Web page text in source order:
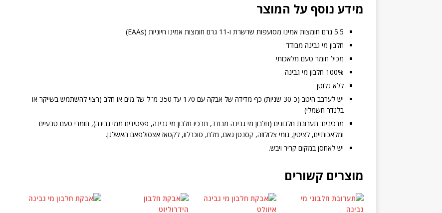
מידע נוסף על המוצר
5.5 גרם חומצות אמינו מסועפות שרשרת ו-11 גרם חומצות אמינו חיוניות (EAAs)
חלבון מי גבינה מבודד
מכיל חומר טעם מלאכותי
100% חלבון מי גבינה
ללא גלוטן
יש לערבב היטב (כ-30 שניות) כף מדידה של אבקה עם 170 עד 350 מ"ל של מים או חלב (רצוי להשתמש בשייקר או
בלנדר חשמלי)
מרכיבים: תערובת חלבונים (חלבון מי גבינה מבודד, תרכיז חלבון מי גבינה, פפטידים ממי גבינה), חומרי טעם טבעיים
ומלאכותיים, לציטין, גומי צלולוזה, קסנטן גאם, מלח, סוכרלוז, לקטאז אצסולפאם האשלגן.
יש לאחסן במקום קריר ויבש.
מוצרים קשורים